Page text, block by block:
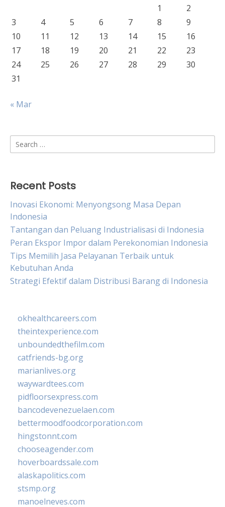
1
2
3
4 5 6 7 8
9
10
11 12 13 14 15
16
17
18 19 20 21 22
23
24
25 26 27 28 29
30
31
« Mar
Search
for:
Recent Posts
Inovasi Ekonomi: Menyongsong Masa Depan
Indonesia
Tantangan dan Peluang Industrialisasi di Indonesia
Peran Ekspor Impor dalam Perekonomian Indonesia
Tips Memilih Jasa Pelayanan Terbaik untuk
Kebutuhan Anda
Strategi Efektif dalam Distribusi Barang di Indonesia
okhealthcareers.com
theintexperience.com
unboundedthefilm.com
catfriends-bg.org
marianlives.org
waywardtees.com
pidfloorsexpress.com
bancodevenezuelaen.com
bettermoodfoodcorporation.com
hingstonnt.com
chooseagender.com
hoverboardssale.com
alaskapolitics.com
stsmp.org
manoelneves.com